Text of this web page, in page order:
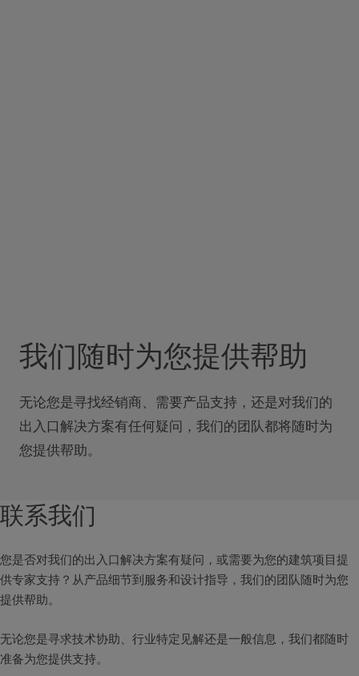
我们随时为您提供帮助
无论您是寻找经销商、需要产品支持，还是对我们的
出入口解决方案有任何疑问，我们的团队都将随时为
您提供帮助。
联系我们
您是否对我们的出入口解决方案有疑问，或需要为您的建筑项目提
供专家支持？从产品细节到服务和设计指导，我们的团队随时为您
提供帮助。
无论您是寻求技术协助、行业特定见解还是一般信息，我们都随时
准备为您提供支持。